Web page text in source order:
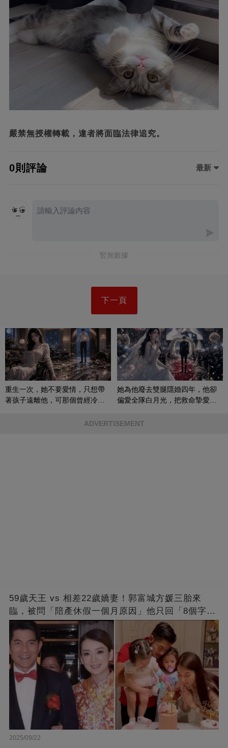
嚴禁無授權轉載，違者將面臨法律追究。
0則評論 最新
暫無數據
下一頁
重生一次，她不要愛情，只想帶
著孩子遠離他，可那個曾經冷漠
她為他廢去雙腿隱婚四年，他卻
偏愛全隊白月光，把救命摯愛當
ADVERTISEMENT
59歲天王 vs 相差22歲嬌妻！郭富城方媛三胎來
臨，被問「陪產休假一個月原因」他只回「8個字」
被贊爆
2025/09/22